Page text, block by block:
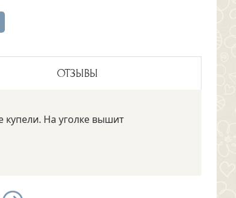
ОТЗЫВЫ
купели. На уголке вышит